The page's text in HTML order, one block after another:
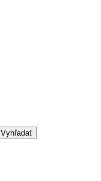
Vyhľadať